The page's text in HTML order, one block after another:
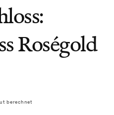
Roségold
berechnet